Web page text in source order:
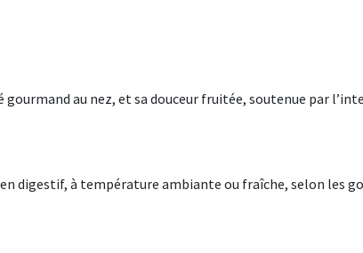
au nez, et sa douceur fruitée, soutenue par
digestif, à température ambiante ou fraîche, selon les